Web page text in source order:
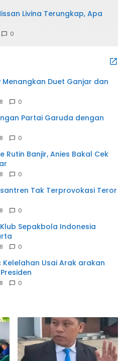
Livina Terungkap, Apa
0
Menangkan Duet Ganjar dan
0
Partai Garuda dengan
0
Rutin Banjir, Anies Bakal Cek
0
Tak Terprovokasi Teror
0
Sepakbola Indonesia
0
Kelelahan Usai Arak arakan
0